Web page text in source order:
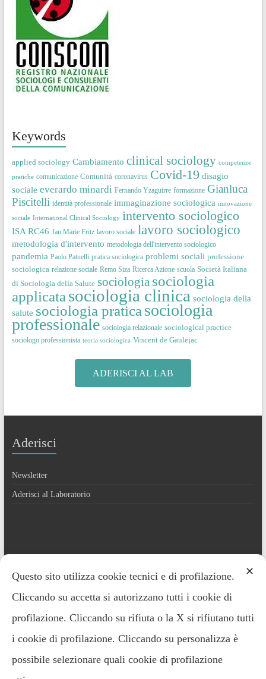
Keywords
applied sociology Cambiamento clinical sociology competenze
pratiche comunicazione Comunità coronavirus Covid-19 disagio
sociale everardo minardi Fernando Yzaguirre formazione Gianluca
Piscitelli identità professionale immaginazione sociologica innovazione
sociale International Clinical Sociology intervento sociologico
ISA RC46 Jan Marie Fritz lavoro sociale lavoro sociologico
metodologia d'intervento metodologia dell'intervento sociologico
pandemia Paolo Patuelli pratica sociologica problemi sociali professione
sociologica relazione sociale Remo Siza Ricerca Azione scuola Società Italiana
di Sociologia della Salute sociologia sociologia
applicata sociologia clinica sociologia della
salute sociologia pratica sociologia
professionale sociologia relazionale sociological practice
sociologo professionista teoria sociologica Vincent de Gaulejac
ADERISCI AL LAB
Aderisci
Newsletter
Aderisci al Laboratorio
Contatti ✕
Questo sito utilizza cookie tecnici e di profilazione.
Cliccando su accetta si autorizzano tutti i cookie di
profilazione. Cliccando su rifiuta o la X si rifiutano tutti
i cookie di profilazione. Cliccando su personalizza è
possibile selezionare quali cookie di profilazione